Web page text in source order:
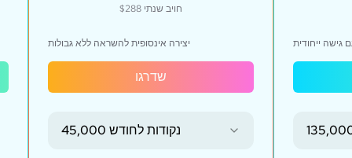
$288 חויב שנתי
יצירה אינסופית להשראה ללא גבולות
שדרגו
45,000 נקודות לחודש
גישה ייחודית